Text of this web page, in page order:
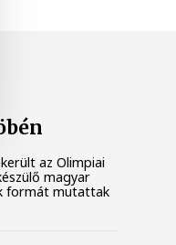
az Olimpiai
magyar
formát mutattak